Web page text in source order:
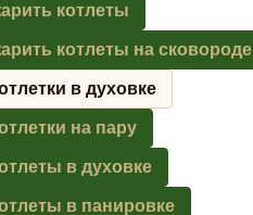
котлеты
котлеты на сковороде
в духовке
на пару
в духовке
в панировке